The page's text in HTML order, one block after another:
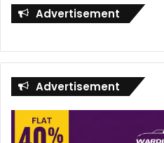
Advertisement
Advertisement